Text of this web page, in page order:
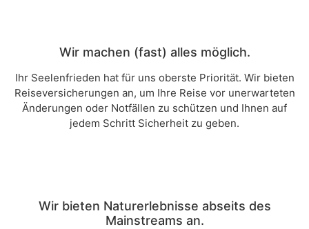
Wir machen (fast) alles möglich.
Ihr Seelenfrieden hat für uns oberste Priorität. Wir bieten
Reiseversicherungen an, um Ihre Reise vor unerwarteten
Änderungen oder Notfällen zu schützen und Ihnen auf
jedem Schritt Sicherheit zu geben.
Wir bieten Naturerlebnisse abseits des
Mainstreams an.